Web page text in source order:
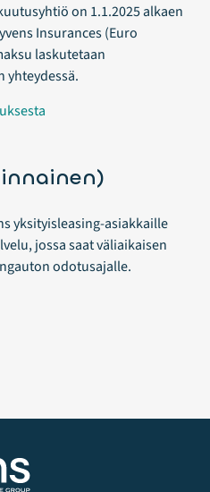
on 1.1.2025 alkaen
Insurances (Euro
laskutetaan
yhteydessä.
yksityisleasing-asiakkaille
jossa saat väliaikaisen
odotusajalle.